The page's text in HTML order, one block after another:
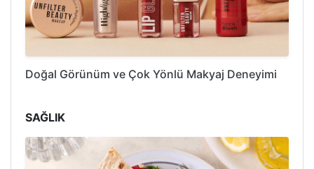
Doğal Görünüm ve Çok Yönlü Makyaj Deneyimi
SAĞLIK